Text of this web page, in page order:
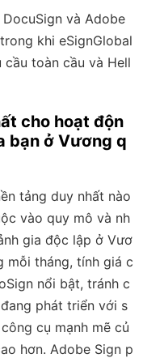
và Adobe
khi eSignGlobal
toàn cầu và Hell
cho hoạt độn
bạn ở Vương q
tảng duy nhất nào
vào quy mô và nh
gia độc lập ở Vươ
mỗi tháng, tính giá c
nổi bật, tránh c
phát triển với s
cụ mạnh mẽ củ
hơn. Adobe Sign p